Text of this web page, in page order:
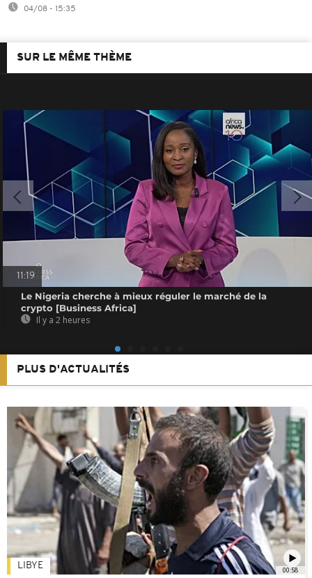
04/08 - 15:35
SUR LE MÊME THÈME
11:19
Le Nigeria cherche à mieux réguler le marché de la
crypto [Business Africa]
Il y a 2 heures
PLUS D'ACTUALITÉS
00:58
LIBYE